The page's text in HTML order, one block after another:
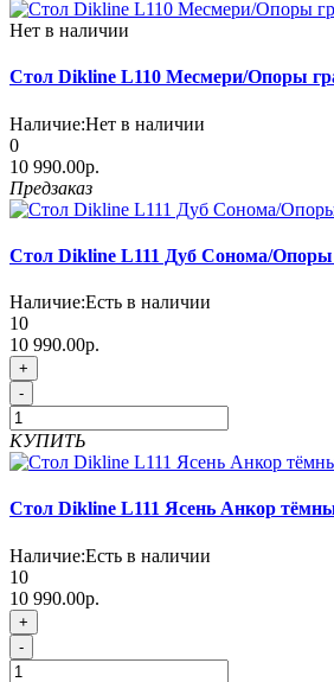
Нет в наличии
Стол Dikline L110 Месмери/Опоры
Наличие:Нет в наличии
0
10 990.00р.
Предзаказ
Стол Dikline L111 Дуб Сонома/Опоры
Наличие:Есть в наличии
10
10 990.00р.
+
-
КУПИТЬ
Стол Dikline L111 Ясень Анкор
Наличие:Есть в наличии
10
10 990.00р.
+
-